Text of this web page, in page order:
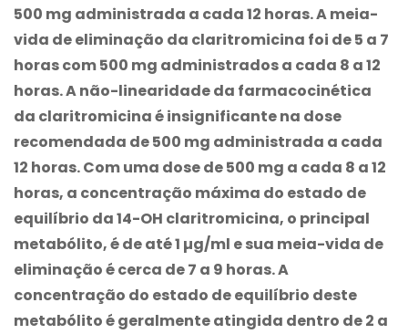
500 mg administrada a cada 12 horas. A meia-
vida de eliminação da claritromicina foi de 5 a 7
horas com 500 mg administrados a cada 8 a 12
horas. A não-linearidade da farmacocinética
da claritromicina é insignificante na dose
recomendada de 500 mg administrada a cada
12 horas. Com uma dose de 500 mg a cada 8 a 12
horas, a concentração máxima do estado de
equilíbrio da 14-OH claritromicina, o principal
metabólito, é de até 1 µg/ml e sua meia-vida de
eliminação é cerca de 7 a 9 horas. A
concentração do estado de equilíbrio deste
metabólito é geralmente atingida dentro de 2 a